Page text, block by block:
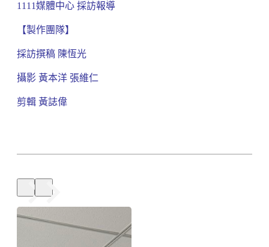
1111媒體中心 採訪報導
【製作團隊】
採訪撰稿 陳恆光
攝影 黃本洋 張維仁
剪輯 黃誌偉